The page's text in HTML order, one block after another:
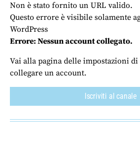
Non è stato fornito un URL valido.
Questo errore è visibile solamente
WordPress
Errore: Nessun account collegato.
Vai alla pagina delle impostazioni di
collegare un account.
Iscriviti al canale